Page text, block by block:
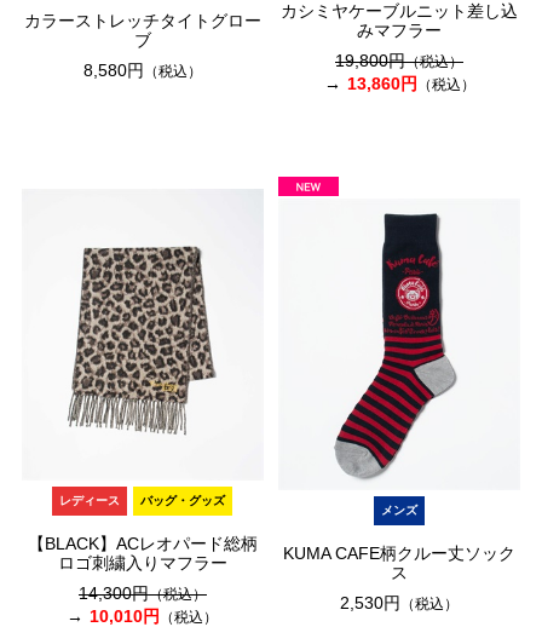
カラーストレッチタイトグロー
ブ
8,580円
（税込）
カシミヤケーブルニット差し込
みマフラー
19,800円（税込）
13,860円 （税込）
レディース バッグ・グッズ
【BLACK】ACレオパード総柄
ロゴ刺繍入りマフラー
14,300円（税込）
10,010円 （税込）
メンズ
KUMA CAFE柄クルー丈ソック
ス
2,530円 （税込）